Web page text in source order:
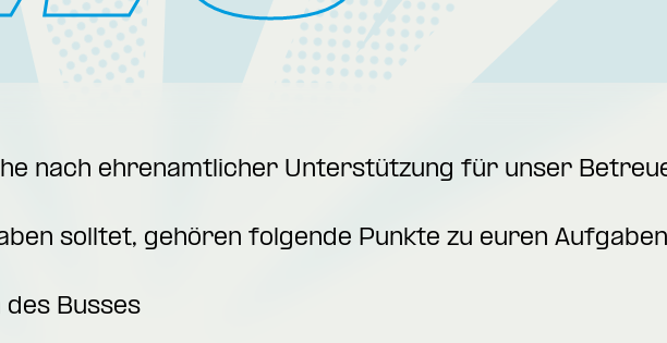
nach ehrenamtlicher Unterstützung für unser
solltet, gehören folgende Punkte zu euren
des Busses